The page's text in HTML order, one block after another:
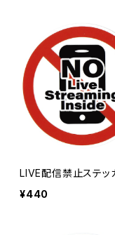
LIVE配信禁止ステッ
¥440